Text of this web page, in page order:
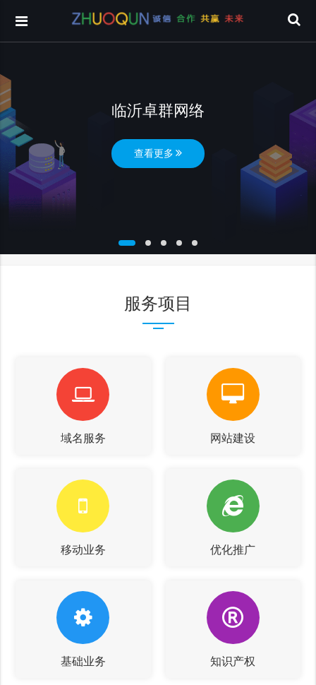
临沂卓群网络
查看更多
服务项目
域名服务 网站建设
移动业务 优化推广
基础业务 知识产权